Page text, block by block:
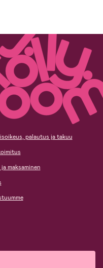
palautus ja takuu
maksaminen